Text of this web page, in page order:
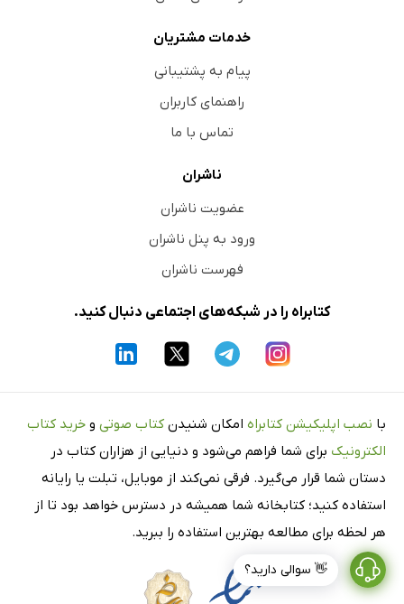
👋 سوالی دارید؟
خدمات مشتریان
پیام به پشتیبانی
راهنمای کاربران
تماس با ما
ناشران
عضویت ناشران
ورود به پنل ناشران
فهرست ناشران
کتابراه را در شبکه‌های اجتماعی دنبال کنید.
با نصب اپلیکیشن کتابراه امکان شنیدن کتاب صوتی و خرید کتاب
الکترونیک برای شما فراهم می‌شود و دنیایی از هزاران کتاب در
دستان شما قرار می‌گیرد. فرقی نمی‌کند از موبایل، تبلت یا رایانه
استفاده کنید؛ کتابخانه شما همیشه در دسترس خواهد بود تا از
هر لحظه برای مطالعه بهترین استفاده را ببرید.